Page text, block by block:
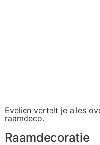
Evelien vertelt je alles
raamdeco.
Raamdecoratie